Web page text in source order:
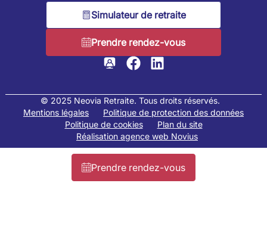
Simulateur de retraite
Prendre rendez-vous
© 2025 Neovia Retraite. Tous droits réservés.
Mentions légales
Politique de protection des données
Politique de cookies
Plan du site
Réalisation agence web Novius
Prendre rendez-vous